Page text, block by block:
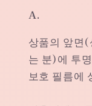
A.
상품의 앞면
는 분)에 투
보호 필름에